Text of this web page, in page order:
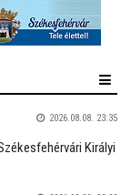
2026.08.08. 23:35
Királyi